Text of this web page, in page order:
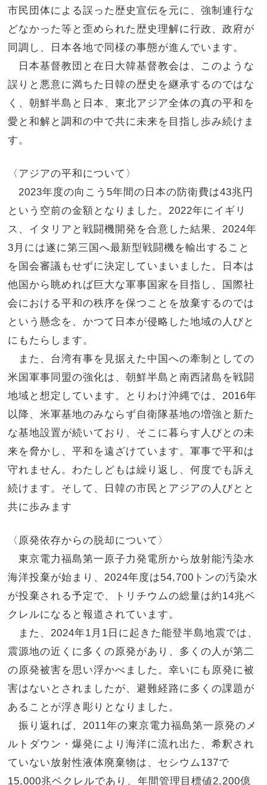
市民団体による誤った歴史宣伝を元に、強制連行な
どなかった等と歪められた歴史理解に行政、政府が
同調し、日本各地で同様の事態が進んでいます。
日本基督教団と在日大韓基督教会は、このような
誤りと悪意に満ちた日韓の歴史を継承するのではな
く、朝鮮半島と日本、東北アジア全体の真の平和を
愛と和解と調和の中で共に未来を目指し歩み続けま
す。
〈アジアの平和について〉
2023年度の向こう 5年間の日本の防衛費は43兆円
という空前の金額となりました。 2022年にイギリ
ス、イタリアと戦闘機開発を合意した結果、 2024年
3 月には遂に第三国へ最新型戦闘機を輸出すること
を国会審議もせずに決定していまいました。日本は
他国から眺めれば巨大な軍事国家を目指し、国際社
会における平和の秩序を保つことを放棄するのでは
という懸念を、かつて日本が侵略した地域の人びと
にもたらします。
また、台湾有事を見据えた中国への牽制としての
米国軍事同盟の強化は、朝鮮半島と南西諸島を戦闘
地域と想定しています。とりわけ沖縄では、 2016年
以降、米軍基地のみならず自衛隊基地の増強と新た
な基地設置が続いており、そこに暮らす人びとの未
来を脅かし、平和を遠ざけています。軍事で平和は
守れません。わたしどもは繰り返し、何度でも訴え
続けます。そして、日韓の市民とアジアの人びとと
共に歩みます
〈原発依存からの脱却について〉
東京電力福島第一原子力発電所から放射能汚染水
海洋投棄が始まり、 2024年度は54,700 トンの汚染水
が投棄される予定で、トリチウムの総量は約14兆ベ
クレルになると報道されています。
また、 2024年1 月 1 日に起きた能登半島地震では、
震源地の近くに多くの原発があり、多くの人が第二
の原発被害を思い浮かべました。幸いにも原発に被
害はないとされましたが、避難経路に多くの課題が
あることが浮き彫りとなりました。
振り返れば、 2011年の東京電力福島第一原発のメ
ルトダウン・爆発により海洋に流れ出た、希釈され
ていない放射性液体廃棄物は、セシウム 137で
15,000兆ベクレルであり、年間管理目標値2,200億